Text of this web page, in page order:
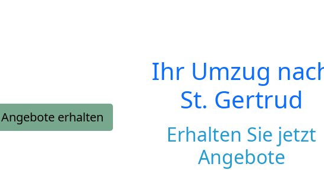
erhalten
Ihr Umzug
St. Gertrud
Erhalten Sie jetzt
Angebote